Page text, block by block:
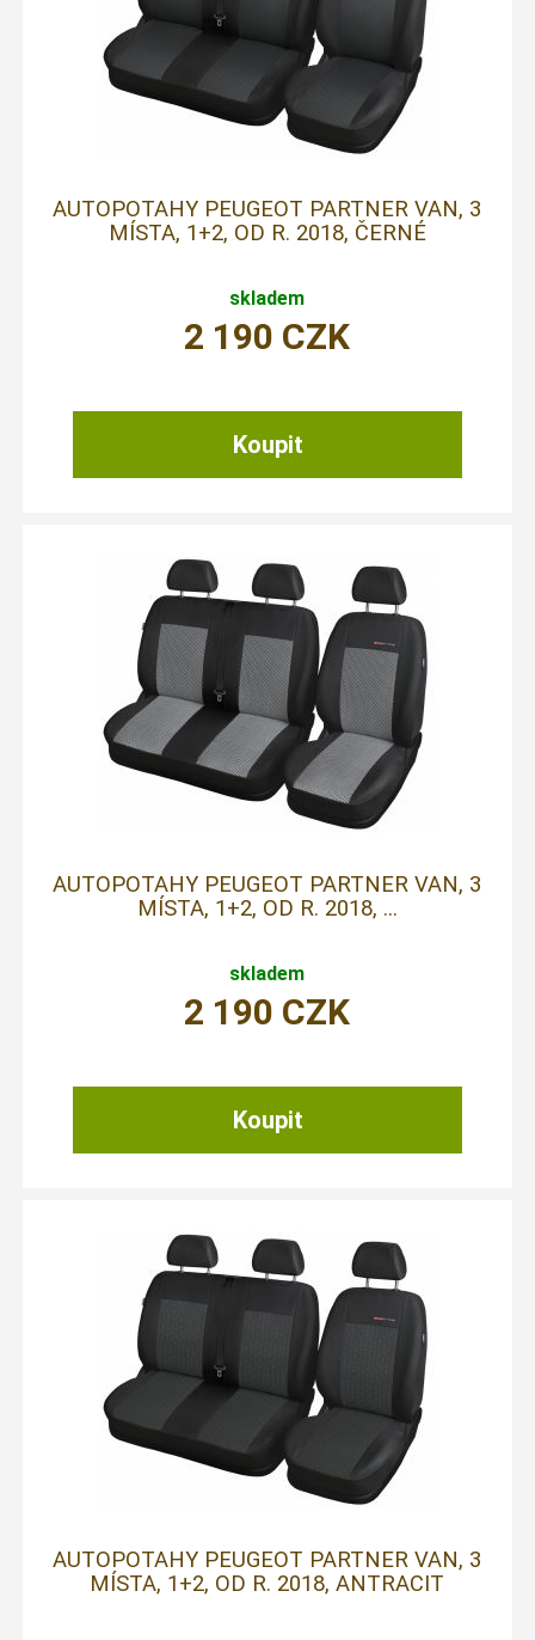
AUTOPOTAHY PEUGEOT PARTNER VAN, 3
MÍSTA, 1+2, OD R. 2018, ČERNÉ
skladem
2 190 CZK
AUTOPOTAHY PEUGEOT PARTNER VAN, 3
MÍSTA, 1+2, OD R. 2018, ...
skladem
2 190 CZK
AUTOPOTAHY PEUGEOT PARTNER VAN, 3
MÍSTA, 1+2, OD R. 2018, ANTRACIT